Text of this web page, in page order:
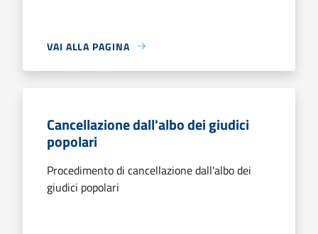
VAI ALLA PAGINA
Cancellazione dall'albo dei giudici
popolari
Procedimento di cancellazione dall'albo dei
giudici popolari